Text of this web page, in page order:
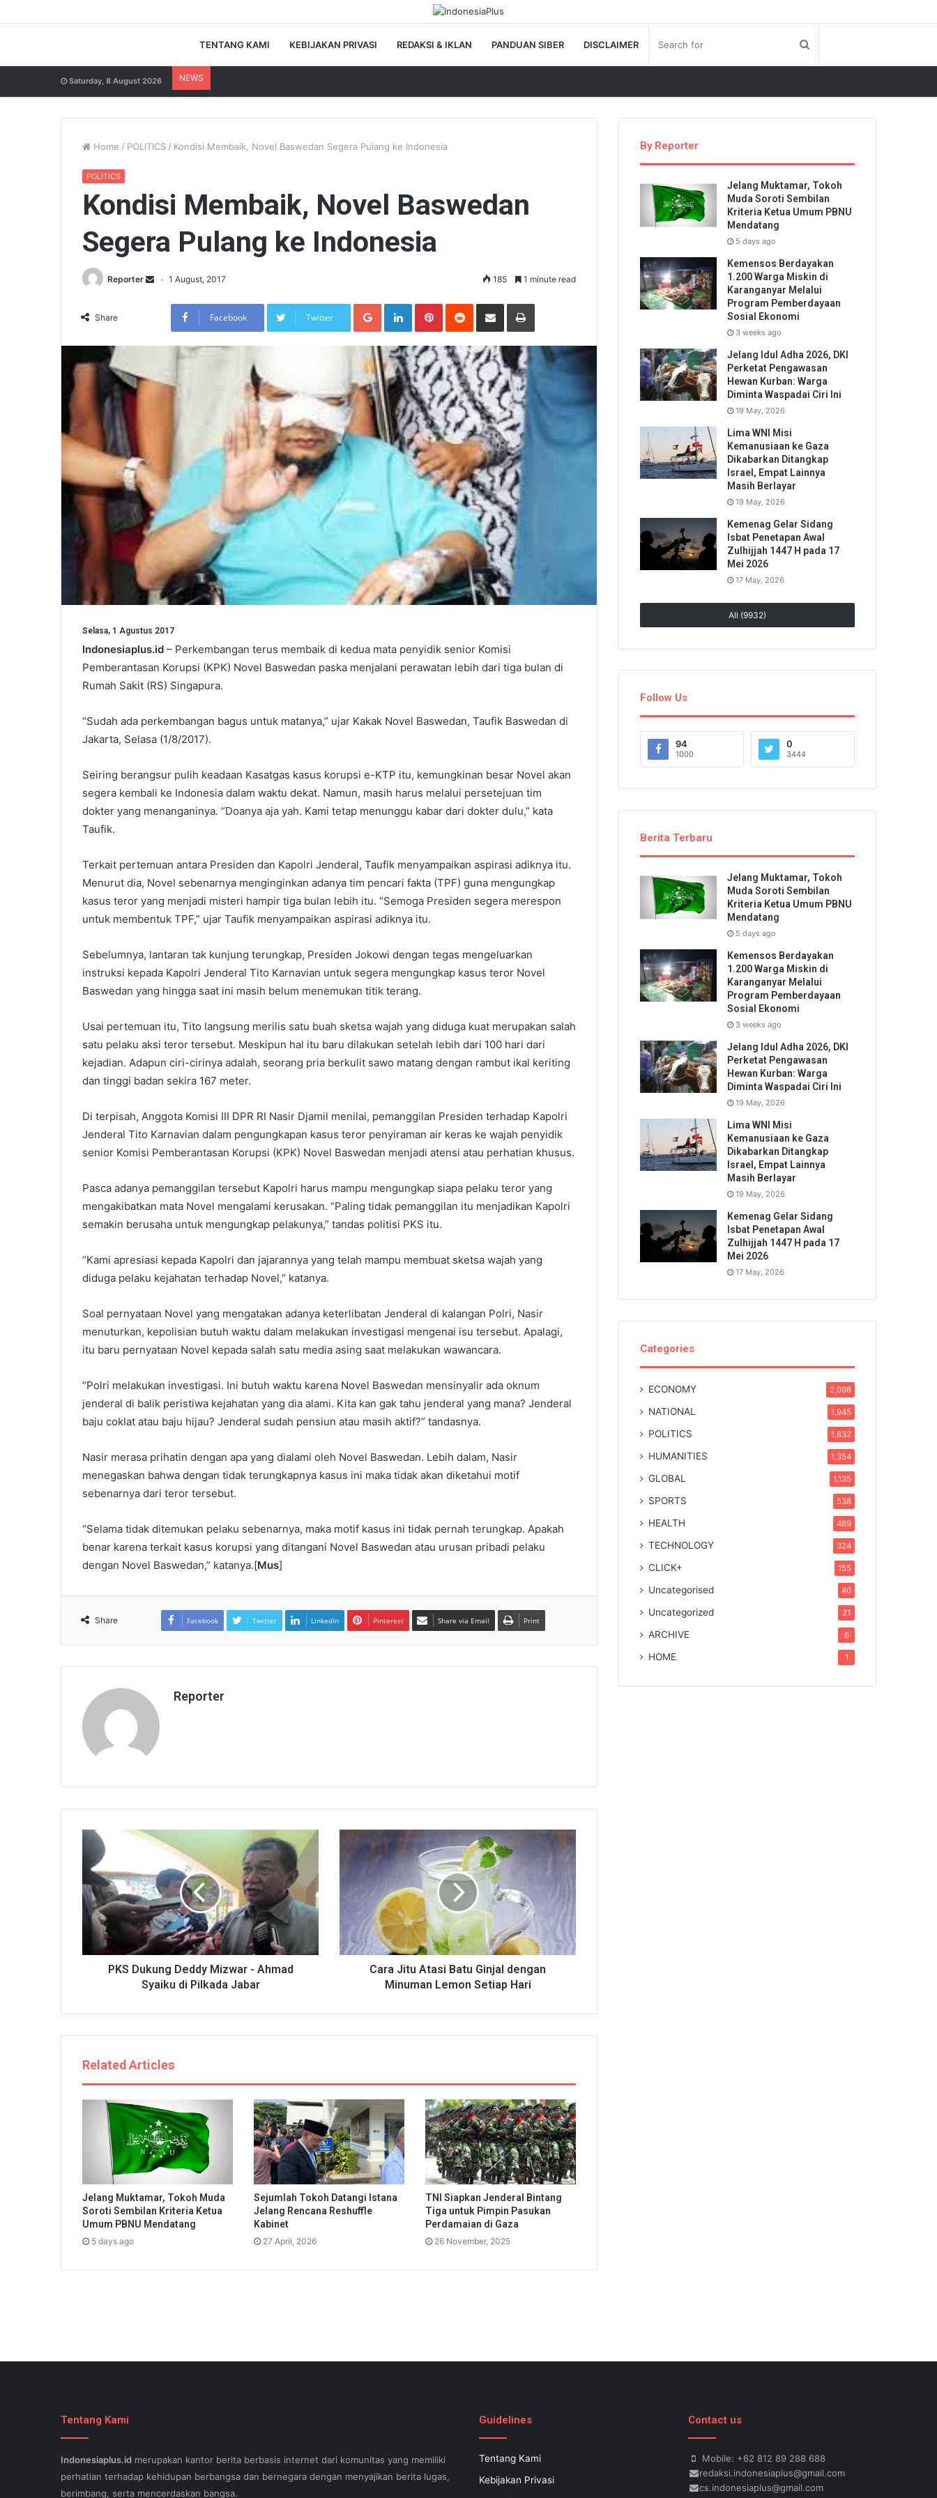
TENTANG KAMI KEBIJAKAN PRIVASI REDAKSI & IKLAN PANDUAN SIBER DISCLAIMER
Saturday, 8 August 2026 NEWS
Home / POLITICS / Kondisi Membaik, Novel Baswedan Segera Pulang ke Indonesia
POLITICS
Kondisi Membaik, Novel Baswedan
Segera Pulang ke Indonesia
Reporter 1 August, 2017 185 1 minute read
Share Facebook Twitter
Google+LinkedInPinterestReddit Share via Email Print
Selasa, 1 Agustus 2017
Indonesiaplus.id – Perkembangan terus membaik di kedua mata penyidik senior Komisi
Pemberantasan Korupsi (KPK) Novel Baswedan paska menjalani perawatan lebih dari tiga bulan di
Rumah Sakit (RS) Singapura.
“Sudah ada perkembangan bagus untuk matanya,” ujar Kakak Novel Baswedan, Taufik Baswedan di
Jakarta, Selasa (1/8/2017).
Seiring berangsur pulih keadaan Kasatgas kasus korupsi e-KTP itu, kemungkinan besar Novel akan
segera kembali ke Indonesia dalam waktu dekat. Namun, masih harus melalui persetejuan tim
dokter yang menanganinya. “Doanya aja yah. Kami tetap menunggu kabar dari dokter dulu,” kata
Taufik.
Terkait pertemuan antara Presiden dan Kapolri Jenderal, Taufik menyampaikan aspirasi adiknya itu.
Menurut dia, Novel sebenarnya menginginkan adanya tim pencari fakta (TPF) guna mengungkap
kasus teror yang menjadi misteri hampir tiga bulan lebih itu. “Semoga Presiden segera merespon
untuk membentuk TPF,” ujar Taufik menyampaikan aspirasi adiknya itu.
Sebelumnya, lantaran tak kunjung terungkap, Presiden Jokowi dengan tegas mengeluarkan
instruksi kepada Kapolri Jenderal Tito Karnavian untuk segera mengungkap kasus teror Novel
Baswedan yang hingga saat ini masih belum menemukan titik terang.
Usai pertemuan itu, Tito langsung merilis satu buah sketsa wajah yang diduga kuat merupakan salah
satu pelaku aksi teror tersebut. Meskipun hal itu baru dilakukan setelah lebih dari 100 hari dari
kejadian. Adapun ciri-cirinya adalah, seorang pria berkulit sawo matang dengan rambut ikal keriting
dan tinggi badan sekira 167 me‎ter.
Di terpisah, Anggota Komisi III DPR RI Nasir Djamil menilai, pemanggilan Presiden terhadap Kapolri
Jenderal Tito Karnavian dalam pengungkapan kasus teror penyiraman air keras ke wajah penyidik
senior Komisi Pemberantasan Korupsi (KPK) Novel Baswedan menjadi atensi atau perhatian khusus.
Pasca adanya pemanggilan tersebut Kapolri harus mampu mengungkap siapa pelaku teror yang
mengakibatkan mata Novel mengalami kerusakan. “Paling tidak pemanggilan itu menjadikan Kapolri
semakin berusaha untuk mengungkap pelakunya,” tandas politisi PKS itu.
“Kami apresiasi kepada Kapolri dan jajarannya yang telah mampu membuat sketsa wajah yang
diduga pelaku kejahatan terhadap Novel,” katanya.
Soal pernyataan Novel yang mengatakan adanya keterlibatan Jenderal di kalangan Polri, Nasir
menuturkan, kepolisian butuh waktu dalam melakukan investigasi mengenai isu tersebut. Apalagi,
itu baru pernyataan Novel kepada salah satu media asing saat melakukan wawancara.
“Polri melakukan investigasi. Ini butuh waktu karena Novel Baswedan mensinyalir ada oknum
jenderal di balik peristiwa kejahatan yang dia alami. Kita kan gak tahu jenderal yang mana? Jenderal
baju coklat atau baju hijau? Jenderal sudah pensiun atau masih aktif?” tandasnya.
Nasir merasa prihatin dengan apa yang dialami oleh Novel Baswedan. Lebih dalam, Nasir
menegaskan bahwa dengan tidak terungkapnya kasus ini maka tidak akan diketahui motif
sebenarnya dari teror tersebut.
“Selama tidak ditemukan pelaku sebenarnya, maka motif kasus ini tidak pernah terungkap. Apakah
benar karena terkait kasus korupsi yang ditangani Novel Baswedan atau urusan pribadi pelaku
dengan Novel Baswedan,” katanya.[Mus]
Share Facebook Twitter LinkedIn Pinterest Share via Email Print
Reporter
PKS Dukung Deddy Mizwar - Ahmad
Syaiku di Pilkada Jabar
Cara Jitu Atasi Batu Ginjal dengan
Minuman Lemon Setiap Hari
Related Articles
Jelang Muktamar, Tokoh Muda
Soroti Sembilan Kriteria Ketua
Umum PBNU Mendatang
5 days ago
Sejumlah Tokoh Datangi Istana
Jelang Rencana Reshuffle
Kabinet
27 April, 2026
TNI Siapkan Jenderal Bintang
Tiga untuk Pimpin Pasukan
Perdamaian di Gaza
26 November, 2025
By Reporter
Jelang Muktamar, Tokoh
Muda Soroti Sembilan
Kriteria Ketua Umum PBNU
Mendatang
5 days ago
Kemensos Berdayakan
1.200 Warga Miskin di
Karanganyar Melalui
Program Pemberdayaan
Sosial Ekonomi
3 weeks ago
Jelang Idul Adha 2026, DKI
Perketat Pengawasan
Hewan Kurban: Warga
Diminta Waspadai Ciri Ini
19 May, 2026
Lima WNI Misi
Kemanusiaan ke Gaza
Dikabarkan Ditangkap
Israel, Empat Lainnya
Masih Berlayar
19 May, 2026
Kemenag Gelar Sidang
Isbat Penetapan Awal
Zulhijjah 1447 H pada 17
Mei 2026
17 May, 2026
All (9932)
Follow Us
94
1000
0
3444
Berita Terbaru
Jelang Muktamar, Tokoh
Muda Soroti Sembilan
Kriteria Ketua Umum PBNU
Mendatang
5 days ago
Kemensos Berdayakan
1.200 Warga Miskin di
Karanganyar Melalui
Program Pemberdayaan
Sosial Ekonomi
3 weeks ago
Jelang Idul Adha 2026, DKI
Perketat Pengawasan
Hewan Kurban: Warga
Diminta Waspadai Ciri Ini
19 May, 2026
Lima WNI Misi
Kemanusiaan ke Gaza
Dikabarkan Ditangkap
Israel, Empat Lainnya
Masih Berlayar
19 May, 2026
Kemenag Gelar Sidang
Isbat Penetapan Awal
Zulhijjah 1447 H pada 17
Mei 2026
17 May, 2026
Categories
ECONOMY 2,098
NATIONAL 1,945
POLITICS 1,832
HUMANITIES 1,354
GLOBAL 1,135
SPORTS 538
HEALTH 489
TECHNOLOGY 324
CLICK+ 155
Uncategorised 40
Uncategorized 21
ARCHIVE 6
HOME 1
Tentang Kami
Indonesiaplus.id merupakan kantor berita berbasis internet dari komunitas yang memiliki
perhatian terhadap kehidupan berbangsa dan bernegara dengan menyajikan berita lugas,
berimbang, serta mencerdaskan bangsa.
Guidelines
Tentang Kami
Kebijakan Privasi
Contact us
Mobile: +62 812 89 288 688
redaksi.indonesiaplus@gmail.com
cs.indonesiaplus@gmail.com